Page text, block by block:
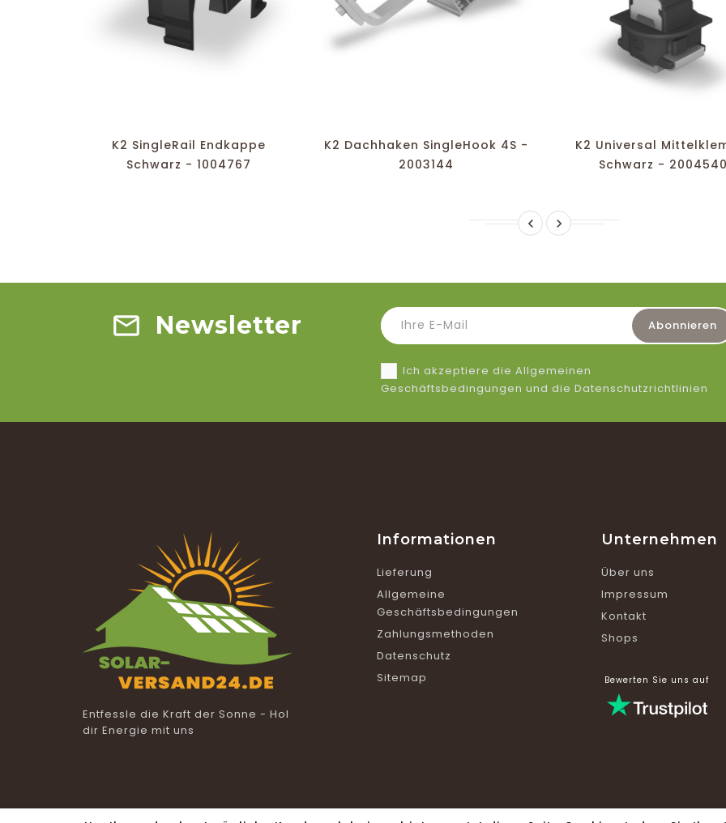
K2 SingleRail Endkappe
Schwarz - 1004767
K2 Dachhaken SingleHook 4S -
2003144
K2 Universal
Schwarz -
 
Newsletter
Ich akzeptiere die Allgemeinen
Geschäftsbedingungen und die Datenschutzrichtlinien
Entfessle die Kraft der Sonne - Hol
dir Energie mit uns
Informationen
Lieferung
Allgemeine
Geschäftsbedingungen
Zahlungsmethoden
Datenschutz
Sitemap
Unternehmen
Über uns
Impressum
Kontakt
Shops
Bewerten Sie uns auf